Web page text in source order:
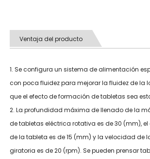
Ventaja del producto
1. Se configura un sistema de alimentación
con poca fluidez para mejorar la fluidez de la
que el efecto de formación de tabletas sea
2. La profundidad máxima de llenado de la
de tabletas eléctrica rotativa es de 30 (mm),
de la tableta es de 15 (mm) y la velocidad de
giratoria es de 20 (rpm). Se pueden prensar